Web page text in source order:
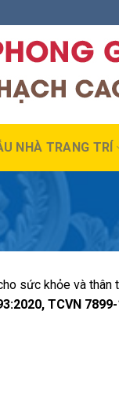
NHÀ TRANG TRÍ
sức khỏe và
TCVN